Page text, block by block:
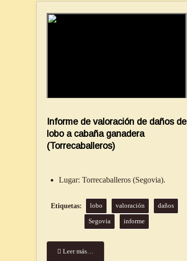
Informe de valoración de daños de
lobo a cabaña ganadera
(Torrecaballeros)
Lugar: Torrecaballeros (Segovia).
lobo valoración daños
Segovia informe
Leer más…